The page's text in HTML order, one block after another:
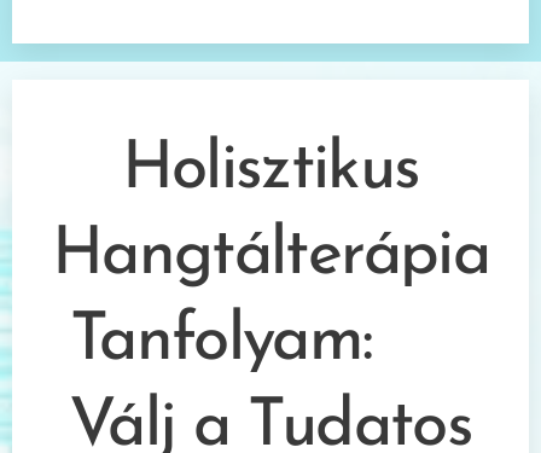
Holisztikus
Hangtálterápia
Tanfolyam: ☝️
Válj a Tudatos